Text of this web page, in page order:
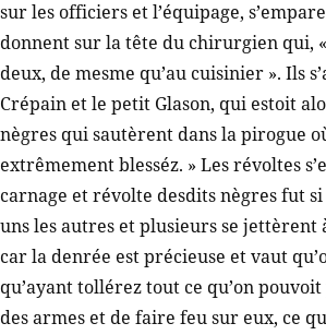
sur les officiers et l’équipage,
donnent sur la tête du chirurgien qui,
deux, de mesme qu’au cuisinier ». Ils
Crépain et le petit Glason, qui estoit
nègres qui sautèrent dans la pirogue
extrêmement blesséz. » Les révoltes
carnage et révolte desdits nègres fut
uns les autres et plusieurs se
car la denrée est précieuse et vaut
qu’ayant tollérez tout ce qu’on
des armes et de faire feu sur eux, ce